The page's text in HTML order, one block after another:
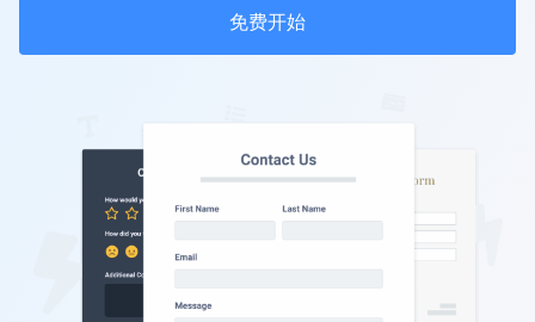
免费开始